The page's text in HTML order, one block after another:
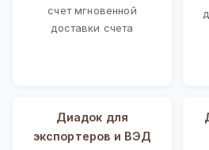
счет мгновенной
доставки счета
Диадок для
экспортеров и ВЭД